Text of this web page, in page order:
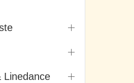
Linedance